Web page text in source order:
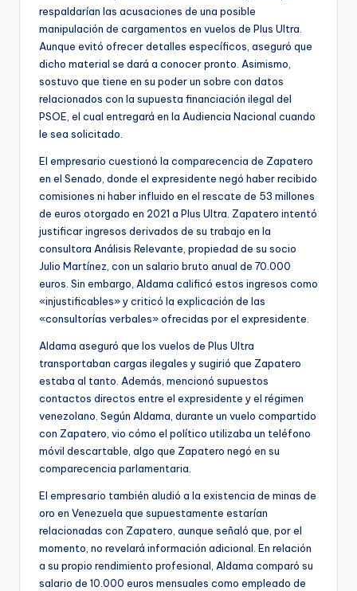
respaldarían las acusaciones de una posible
manipulación de cargamentos en vuelos de Plus Ultra.
Aunque evitó ofrecer detalles específicos, aseguró que
dicho material se dará a conocer pronto. Asimismo,
sostuvo que tiene en su poder un sobre con datos
relacionados con la supuesta financiación ilegal del
PSOE, el cual entregará en la Audiencia Nacional cuando
le sea solicitado.
El empresario cuestionó la comparecencia de Zapatero
en el Senado, donde el expresidente negó haber recibido
comisiones ni haber influido en el rescate de 53 millones
de euros otorgado en 2021 a Plus Ultra. Zapatero intentó
justificar ingresos derivados de su trabajo en la
consultora Análisis Relevante, propiedad de su socio
Julio Martínez, con un salario bruto anual de 70.000
euros. Sin embargo, Aldama calificó estos ingresos como
«injustificables» y criticó la explicación de las
«consultorías verbales» ofrecidas por el expresidente.
Aldama aseguró que los vuelos de Plus Ultra
transportaban cargas ilegales y sugirió que Zapatero
estaba al tanto. Además, mencionó supuestos
contactos directos entre el expresidente y el régimen
venezolano. Según Aldama, durante un vuelo compartido
con Zapatero, vio cómo el político utilizaba un teléfono
móvil descartable, algo que Zapatero negó en su
comparecencia parlamentaria.
El empresario también aludió a la existencia de minas de
oro en Venezuela que supuestamente estarían
relacionadas con Zapatero, aunque señaló que, por el
momento, no revelará información adicional. En relación
a su propio rendimiento profesional, Aldama comparó su
salario de 10.000 euros mensuales como empleado de